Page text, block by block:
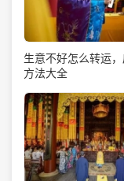
生意不好怎么转运
方法大全